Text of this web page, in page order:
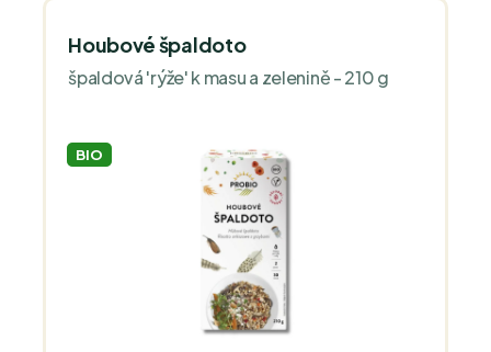
Houbové špaldoto
špaldová 'rýže' k masu a zelenině - 210 g
BIO